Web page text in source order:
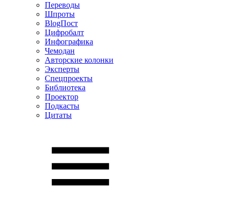
Переводы
Шпроты
BlogПост
Цифробалт
Инфографика
Чемодан
Авторские колонки
Эксперты
Спецпроекты
Библиотека
Проектор
Подкасты
Цитаты